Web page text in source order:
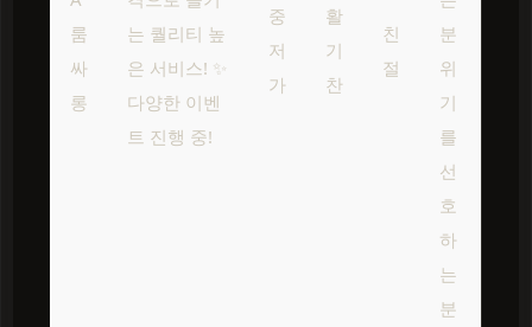
룸
싸
롱
는 퀄리티 높
은 서비스! ✨
다양한 이벤
트 진행 중!
중
저
가
활
기
찬
친
절
분
위
기
를
선
호
하
는
분